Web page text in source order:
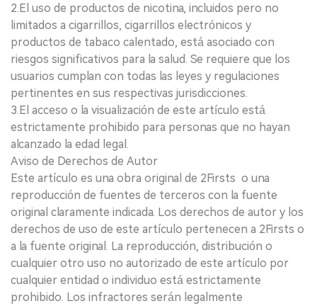
2.El uso de productos de nicotina, incluidos pero no
limitados a cigarrillos, cigarrillos electrónicos y
productos de tabaco calentado, está asociado con
riesgos significativos para la salud. Se requiere que los
usuarios cumplan con todas las leyes y regulaciones
pertinentes en sus respectivas jurisdicciones.
3.El acceso o la visualización de este artículo está
estrictamente prohibido para personas que no hayan
alcanzado la edad legal.
Aviso de Derechos de Autor
Este artículo es una obra original de 2Firsts o una
reproducción de fuentes de terceros con la fuente
original claramente indicada. Los derechos de autor y los
derechos de uso de este artículo pertenecen a 2Firsts o
a la fuente original. La reproducción, distribución o
cualquier otro uso no autorizado de este artículo por
cualquier entidad o individuo está estrictamente
prohibido. Los infractores serán legalmente